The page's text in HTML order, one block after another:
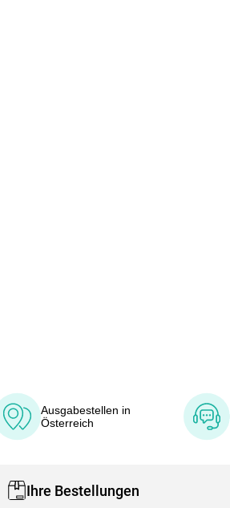
Ausgabestellen in
Österreich
Ihre Bestellungen